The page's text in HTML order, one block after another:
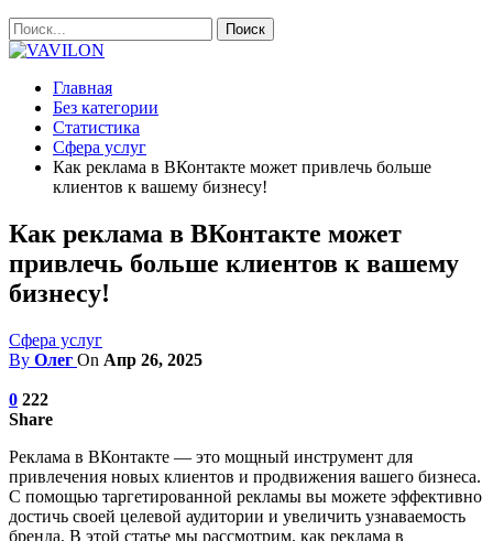
Главная
Без категории
Статистика
Сфера услуг
Как реклама в ВКонтакте может привлечь больше
клиентов к вашему бизнесу!
Как реклама в ВКонтакте может
привлечь больше клиентов к вашему
бизнесу!
Сфера услуг
By Олег On Апр 26, 2025
0 222
Share
Реклама в ВКонтакте — это мощный инструмент для
привлечения новых клиентов и продвижения вашего бизнеса.
С помощью таргетированной рекламы вы можете эффективно
достичь своей целевой аудитории и увеличить узнаваемость
бренда. В этой статье мы рассмотрим, как реклама в